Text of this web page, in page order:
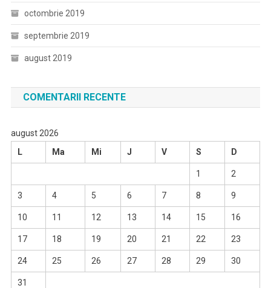
octombrie 2019
septembrie 2019
august 2019
COMENTARII RECENTE
august 2026
L
Ma Mi J V S D
1 2
3 4 5 6 7 8 9
10 11 12 13 14 15 16
17 18 19 20 21 22 23
24 25 26 27 28 29 30
31